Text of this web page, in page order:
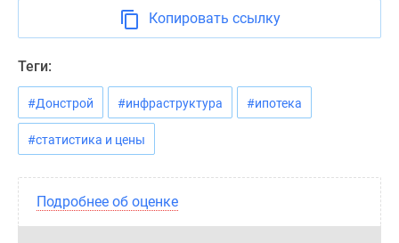
Копировать ссылку
Теги:
#Донстрой #инфраструктура #ипотека
#статистика и цены
Подробнее об оценке